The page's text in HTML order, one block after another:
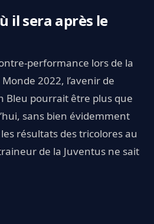
il sera après le
performance lors de la
2022, l’avenir de
Bleu pourrait être plus que
sans bien évidemment
résultats des tricolores au
de la Juventus ne sait